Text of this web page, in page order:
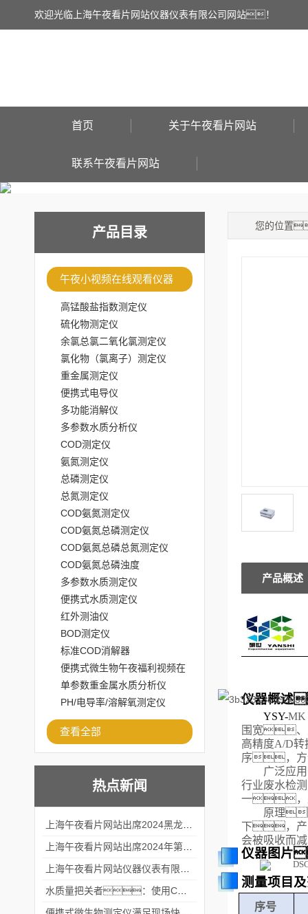
欢迎光临上海午夜看片网站仪器仪表有限公司网站！
首页 关于午夜看片网站
联系午夜看片网站
产品目录
午夜小视频在线观看仪器
高锰酸盐指数测定仪
硫化物测定仪
余氯总氯二氧化氯测定仪
氯化物（氯离子）测定仪
重金属测定仪
便携式电导仪
多功能消解仪
多参数水质分析仪
COD测定仪
氨氮测定仪
总磷测定仪
总氮测定仪
COD氨氮测定仪
COD氨氮总磷测定仪
COD氨氮总磷总氮测定仪
COD氨氮总磷浊度
多参数水质测定仪
便携式水质测定仪
红外测油仪
BOD测定仪
标准COD消解器
便携式微生物午夜福利视频在
线观看
单参数重金属水质分析仪
PH/电导率/溶解氧测定仪
查看全部
热点新闻
您的位
产品概述
仪器概述
YSY-
围宽、
高精度A/D
序，
广泛应
行业废水检
一，
原理
下，产
会被吸收而
仪器图片
测量项
序号